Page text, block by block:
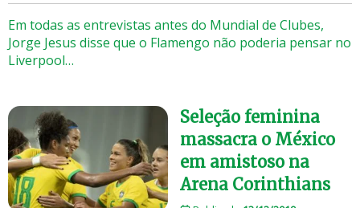
Em todas as entrevistas antes do Mundial de Clubes,
Jorge Jesus disse que o Flamengo não poderia pensar no
Liverpool…
Seleção feminina
massacra o México
em amistoso na
Arena Corinthians